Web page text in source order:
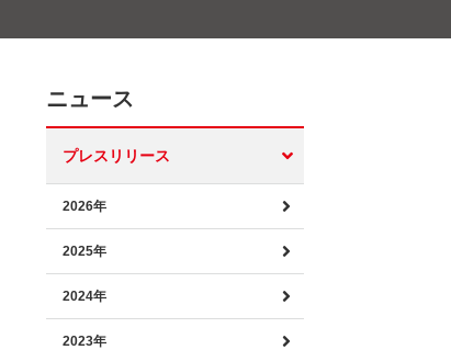
ニュース
プレスリリース
2026年
2025年
2024年
2023年